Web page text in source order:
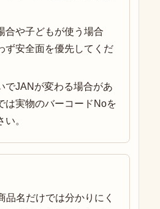
合や子どもが使う場合
ず安全面を優先してくだ
でJANが変わる場合があ
は実物のバーコードNoを
。
品名だけでは分かりにく